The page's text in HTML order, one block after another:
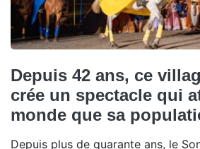
Depuis 42 ans, ce
crée un spectacle qui
monde que sa
Depuis plus de quarante ans, le